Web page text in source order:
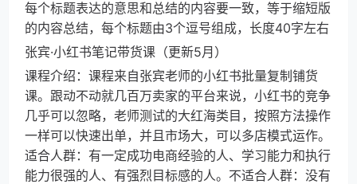
每个标题表达的意思和总结的内容要一致，等于缩短版
的内容总结，每个标题由3个逗号组成，长度40字左右
张宾·小红书笔记带货课（更新5月）
课程介绍：课程来自张宾老师的小红书批量复制铺货
课。跟动不动就几百万卖家的平台来说，小红书的竞争
几乎可以忽略，老师测试的大红海类目，按照方法操作
一样可以快速出单，并且市场大，可以多店模式运作。
适合人群：有一定成功电商经验的人、学习能力和执行
能力很强的人、有强烈目标感的人。不适合人群：没有